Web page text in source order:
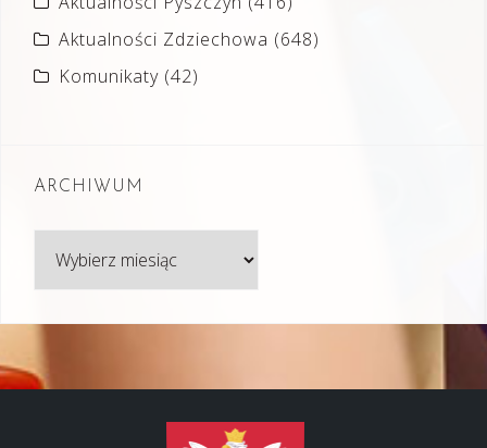
Aktualności Zdziechowa (648)
Komunikaty (42)
ARCHIWUM